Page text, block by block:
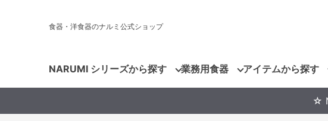
食器・洋食器のナルミ公式ショップ
NARUMI シリーズから探す 業務用食器 アイテムから探す
☆